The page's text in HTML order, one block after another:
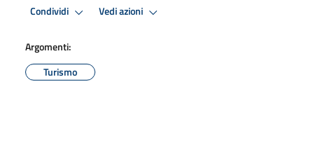
Condividi Vedi azioni
Argomenti:
Turismo